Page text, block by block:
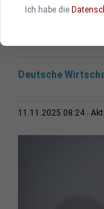
Familie doch
Deutsche
11.11.2025 08:24
Ich habe die